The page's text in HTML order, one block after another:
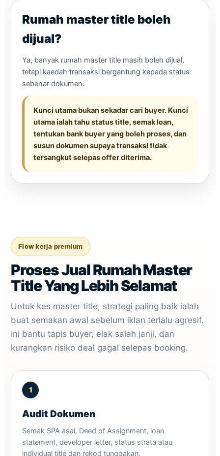
Rumah master title boleh
dijual?
Ya, banyak rumah master title masih boleh dijual,
tetapi kaedah transaksi bergantung kepada status
sebenar dokumen.
Kunci utama bukan sekadar cari buyer. Kunci
utama ialah tahu status title, semak loan,
tentukan bank buyer yang boleh proses, dan
susun dokumen supaya transaksi tidak
tersangkut selepas offer diterima.
Flow kerja premium
Proses Jual Rumah Master
Title Yang Lebih Selamat
Untuk kes master title, strategi paling baik ialah
buat semakan awal sebelum iklan terlalu agresif.
Ini bantu tapis buyer, elak salah janji, dan
kurangkan risiko deal gagal selepas booking.
Audit Dokumen
Semak SPA asal, Deed of Assignment, loan
statement, developer letter, status strata atau
individual title dan rekod tunggakan.